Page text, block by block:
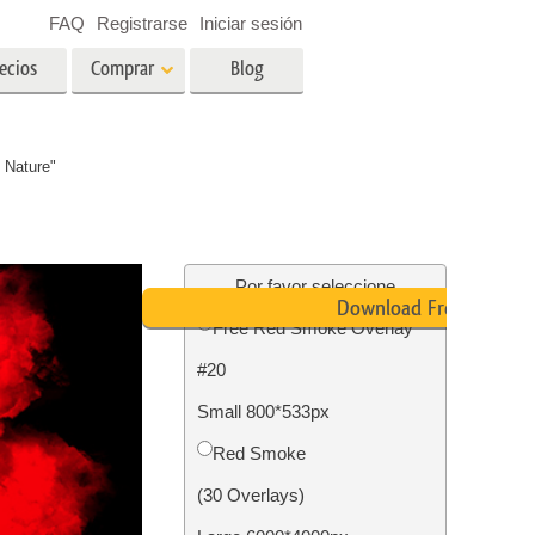
de
Servicios de restauración de
Comprar Blog
FAQ Registrarse Iniciar sesión
Por favor seleccione
Free Red Smoke Overlay
#20
Small 800*533px
Red Smoke
(30 Overlays)
Download Free